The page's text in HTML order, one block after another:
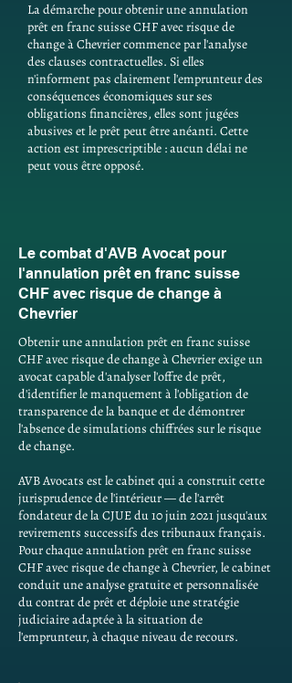
La démarche pour obtenir une annulation
prêt en franc suisse CHF avec risque de
change à Chevrier commence par l'analyse
des clauses contractuelles. Si elles
n'informent pas clairement l'emprunteur des
conséquences économiques sur ses
obligations financières, elles sont jugées
abusives et le prêt peut être anéanti. Cette
action est imprescriptible : aucun délai ne
peut vous être opposé.
Le combat d'AVB Avocat pour
l'annulation prêt en franc suisse
CHF avec risque de change à
Chevrier
Obtenir une annulation prêt en franc suisse
CHF avec risque de change à Chevrier exige un
avocat capable d'analyser l'offre de prêt,
d'identifier le manquement à l'obligation de
transparence de la banque et de démontrer
l'absence de simulations chiffrées sur le risque
de change.
AVB Avocats est le cabinet qui a construit cette
jurisprudence de l'intérieur — de l'arrêt
fondateur de la CJUE du 10 juin 2021 jusqu'aux
revirements successifs des tribunaux français.
Pour chaque annulation prêt en franc suisse
CHF avec risque de change à Chevrier, le cabinet
conduit une analyse gratuite et personnalisée
du contrat de prêt et déploie une stratégie
judiciaire adaptée à la situation de
l'emprunteur, à chaque niveau de recours.